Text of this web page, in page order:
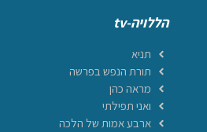
הללויה-tv
תניא
תורת הנפש בפרשה
מראה כהן
ואני תפילתי
ארבע אמות של הלכה